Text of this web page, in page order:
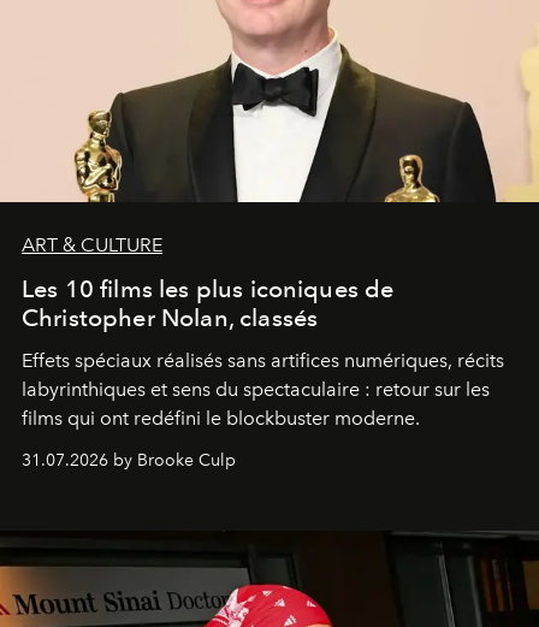
ART & CULTURE
Les 10 films les plus iconiques de
Christopher Nolan, classés
Effets spéciaux réalisés sans artifices numériques, récits
labyrinthiques et sens du spectaculaire : retour sur les
films qui ont redéfini le blockbuster moderne.
31.07.2026 by Brooke Culp